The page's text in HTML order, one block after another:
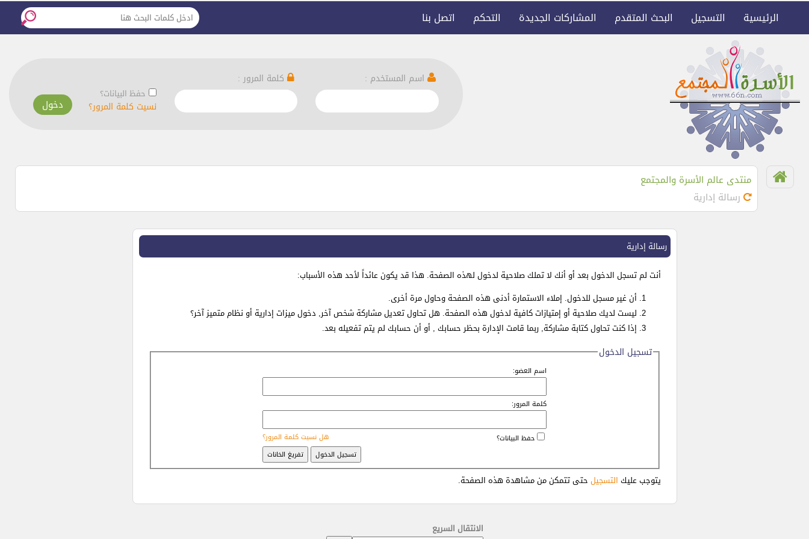
الرئيسية التسجيل البحث المتقدم المشاركات الجديدة التحكم اتصل بنا
اسم المستخدم : كلمة المرور :
حفظ البيانات؟
نسيت كلمة المرور؟
منتدى عالم الأسرة والمجتمع
رسالة إدارية
رسالة إدارية
أنت لم تسجل الدخول بعد أو أنك لا تملك صلاحية لدخول لهذه الصفحة. هذا قد يكون عائداً لأحد هذه الأسباب:
أن غير مسجل للدخول. إملاء الاستمارة أدنى هذه الصفحة وحاول مرة أخرى.
ليست لديك صلاحية أو إمتيازات كافية لدخول هذه الصفحة. هل تحاول تعديل مشاركة شخص آخر, دخول ميزات إدارية أو نظام متميز آخر؟
إذا كنت تحاول كتابة مشاركة, ربما قامت الإدارة بحظر حسابك , أو أن حسابك لم يتم تفعيله بعد.
تسجيل الدخول
اسم العضو:
كلمة المرور:
هل نسيت كلمة المرور؟ حفظ البيانات؟
يتوجب عليك التسجيل حتى تتمكن من مشاهدة هذه الصفحة.
الانتقال السريع